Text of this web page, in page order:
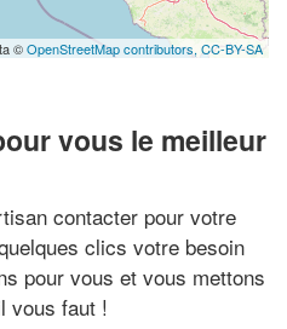
©OpenStreetMap contributors, CC-BY-SA
vous le meilleur
contacter pour votre
clics votre besoin
pour vous et vous mettons
vous faut !